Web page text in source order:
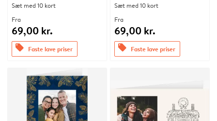
Sæt med 10 kort
Fra
69,00 kr.
offers Faste lave priser
Sæt med 10 kort
Fra
69,00 kr.
offers Faste lave priser